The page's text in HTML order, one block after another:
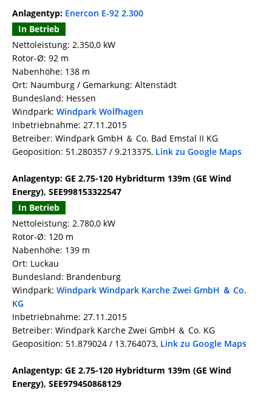
Anlagentyp: Enercon E-92 2.300
In Betrieb
Nettoleistung: 2.350,0 kW
Rotor-Ø: 92 m
Nabenhöhe: 138 m
Ort: Naumburg / Gemarkung: Altenstädt
Bundesland: Hessen
Windpark: Windpark Wolfhagen
Inbetriebnahme: 27.11.2015
Betreiber: Windpark GmbH ＆ Co. Bad Emstal II KG
Geoposition: 51.280357 / 9.213375, Link zu Google Maps
Anlagentyp: GE 2.75-120 Hybridturm 139m (GE Wind
Energy), SEE998153322547
In Betrieb
Nettoleistung: 2.780,0 kW
Rotor-Ø: 120 m
Nabenhöhe: 139 m
Ort: Luckau
Bundesland: Brandenburg
Windpark: Windpark Windpark Karche Zwei GmbH ＆ Co.
KG
Inbetriebnahme: 27.11.2015
Betreiber: Windpark Karche Zwei GmbH ＆ Co. KG
Geoposition: 51.879024 / 13.764073, Link zu Google Maps
Anlagentyp: GE 2.75-120 Hybridturm 139m (GE Wind
Energy), SEE979450868129